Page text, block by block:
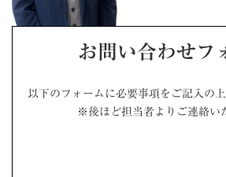
お問い合わせフ
以下のフォームに必要事項をご記入の
※後ほど担当者よりご連絡い